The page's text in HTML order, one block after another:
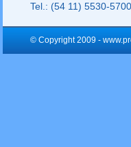
Tel.: (54 11) 5530-
© Copyright 2009 -